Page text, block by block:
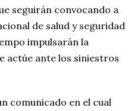
seguirán convocando a
de salud y seguridad
impulsarán la
actúe ante los siniestros
comunicado en el cual